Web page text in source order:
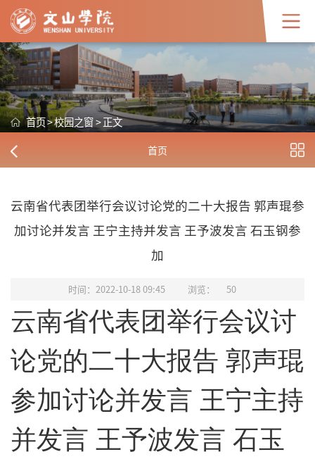
首页>校园之窗>正文
首页
云南省代表团举行会议讨论党的二十大报告 郭声琨参
加讨论并发言 王宁主持并发言 王予波发言 石玉钢参
加
时间：2022-10-18 09:45 浏览： 50
云南省代表团举行会议讨
论党的二十大报告 郭声琨
参加讨论并发言 王宁主持
并发言 王予波发言 石玉